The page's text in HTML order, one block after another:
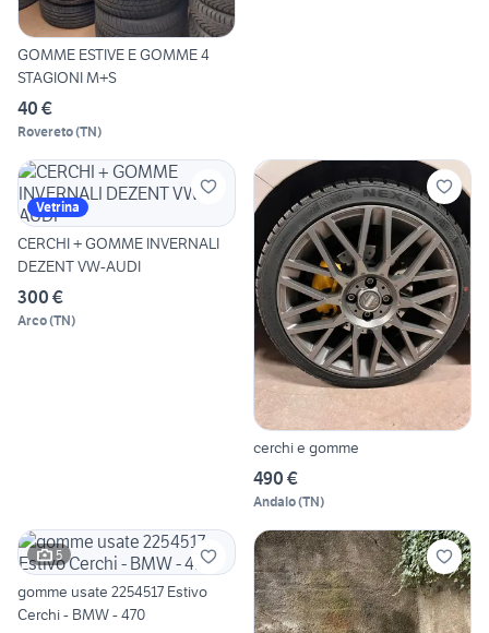
GOMME ESTIVE E GOMME 4
STAGIONI M+S
40 €
Rovereto(TN)
Vetrina
CERCHI + GOMME INVERNALI
DEZENT VW-AUDI
300 €
Arco(TN)
cerchi e gomme
490 €
Andalo(TN)
5
gomme usate 2254517 Estivo
Cerchi - BMW - 470